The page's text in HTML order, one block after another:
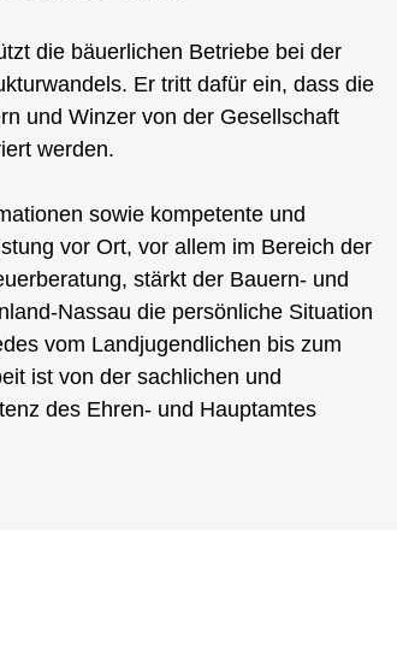
die bäuerlichen Betriebe bei der
Er tritt dafür ein, dass die
und Winzer von der Gesellschaft
werden.
sowie kompetente und
vor Ort, vor allem im Bereich der
stärkt der Bauern- und
Nassau die persönliche Situation
vom Landjugendlichen bis zum
ist von der sachlichen und
des Ehren- und Hauptamtes